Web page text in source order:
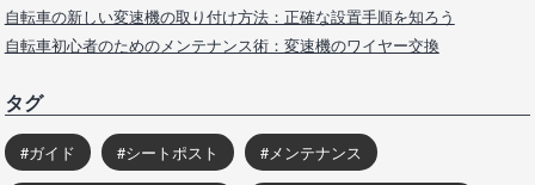
自転車の新しい変速機の取り付け方法：正確な設置手順を知ろう
自転車初心者のためのメンテナンス術：変速機のワイヤー交換
タグ
ガイド シートポスト メンテナンス